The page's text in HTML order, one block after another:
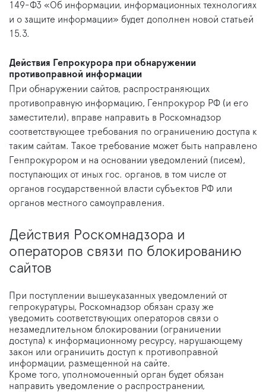
149-ФЗ «Об информации, информационных технологиях
и о защите информации» будет дополнен новой статьей
15.3.
Действия Гепрокурора при обнаружении
противоправной информации
При обнаружении сайтов, распространяющих
противоправную информацию, Генпрокурор РФ (и его
заместители), вправе направить в Роскомнадзор
соответствующее требования по ограничению доступа к
таким сайтам. Такое требование может быть направлено
Генпрокурором и на основании уведомлений (писем),
поступающих от иных гос. органов, в том числе от
органов государственной власти субъектов РФ или
органов местного самоуправления.
Действия Роскомнадзора и
операторов связи по блокированию
сайтов
При поступлении вышеуказанных уведомлений от
гепрокуратуры, Роскомнадзор обязан сразу же
уведомить соответствующих операторов связи о
незамедлительном блокировании (ограничении
доступа) к информационному ресурсу, нарушающему
закон или ограничить доступ к противоправной
информации, размещенной на сайте.
Кроме того, уполномоченный орган будет обязан
направить уведомление о распространении,